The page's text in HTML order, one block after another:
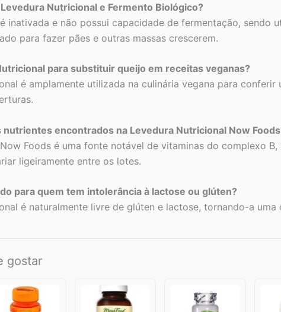
Nutricional e Fermento Biológico?
inativada e não possui capacidade de fermentação,
para fazer pães e outras massas crescerem.
para substituir queijo em receitas veganas?
é amplamente utilizada na culinária vegana para
nutrientes encontrados na Levedura Nutricional Now
Foods é uma fonte notável de vitaminas do complexo B,
ligeiramente entre os lotes.
para quem tem intolerância à lactose ou glúten?
é naturalmente livre de glúten e lactose, tornando-a
gostar